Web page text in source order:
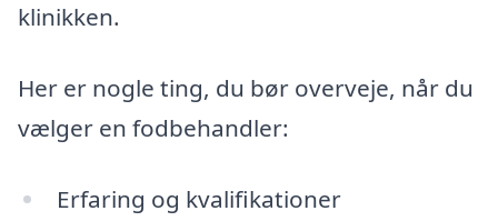
klinikken.
Her er nogle ting, du bør overveje, når du
vælger en fodbehandler:
Erfaring og kvalifikationer